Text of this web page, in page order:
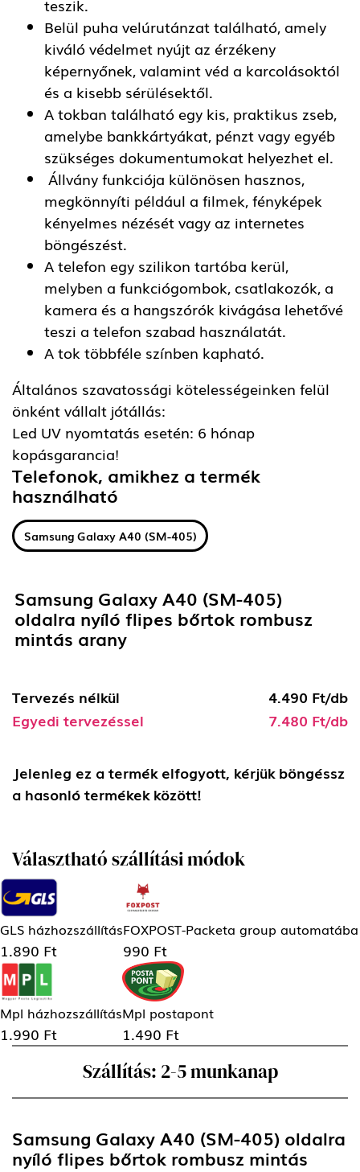
teszik.
Belül puha velúrutánzat található, amely
kiváló védelmet nyújt az érzékeny
képernyőnek, valamint véd a karcolásoktól
és a kisebb sérülésektől.
A tokban található egy kis, praktikus zseb,
amelybe bankkártyákat, pénzt vagy egyéb
szükséges dokumentumokat helyezhet el.
Állvány funkciója különösen hasznos,
megkönnyíti például a filmek, fényképek
kényelmes nézését vagy az internetes
böngészést.
A telefon egy szilikon tartóba kerül,
melyben a funkciógombok, csatlakozók, a
kamera és a hangszórók kivágása lehetővé
teszi a telefon szabad használatát.
A tok többféle színben kapható.
Általános szavatossági kötelességeinken felül
önként vállalt jótállás:
Led UV nyomtatás esetén: 6 hónap
kopásgarancia!
Telefonok, amikhez a termék
használható
Samsung Galaxy A40 (SM-405)
Samsung Galaxy A40 (SM-405)
oldalra nyíló flipes bőrtok rombusz
mintás arany
Tervezés nélkül
4.490 Ft/db
Egyedi tervezéssel
7.480 Ft/db
Jelenleg ez a termék elfogyott, kérjük böngéssz
a hasonló termékek között!
Választható szállítási módok
GLS házhozszállítás
1.890 Ft
FOXPOST-Packeta group automatába
990 Ft
Mpl házhozszállítás
1.990 Ft
Mpl postapont
1.490 Ft
Szállítás: 2-5 munkanap
Samsung Galaxy A40 (SM-405) oldalra
nyíló flipes bőrtok rombusz mintás